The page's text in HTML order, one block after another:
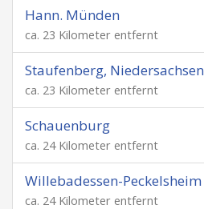
Hann. Münden
ca. 23 Kilometer entfernt
Staufenberg, Niedersachsen
ca. 23 Kilometer entfernt
Schauenburg
ca. 24 Kilometer entfernt
Willebadessen-Peckelsheim
ca. 24 Kilometer entfernt